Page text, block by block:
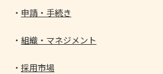
申請・手続き
組織・マネジメント
採用市場